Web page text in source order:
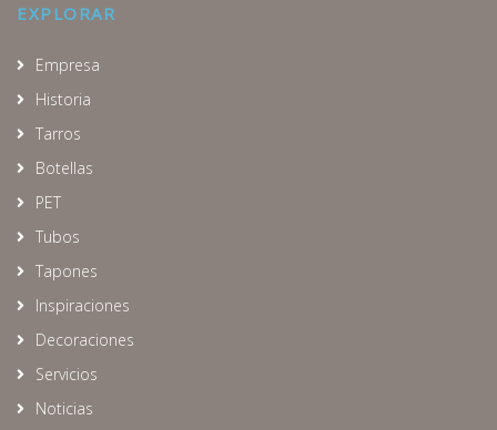
EXPLORAR
Empresa
Historia
Tarros
Botellas
PET
Tubos
Tapones
Inspiraciones
Decoraciones
Servicios
Noticias